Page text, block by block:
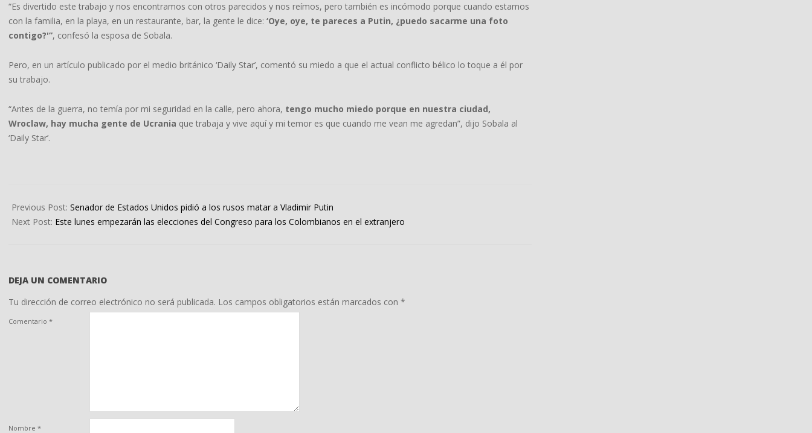
“Es divertido este trabajo y nos encontramos con otros parecidos y nos reímos, pero también es incómodo porque cuando estamos
con la familia, en la playa, en un restaurante, bar, la gente le dice: ‘Oye, oye, te pareces a Putin, ¿puedo sacarme una foto
contigo?'”, confesó la esposa de Sobala.
Pero, en un artículo publicado por el medio británico ‘Daily Star’, comentó su miedo a que el actual conflicto bélico lo toque a él por
su trabajo.
“Antes de la guerra, no temía por mi seguridad en la calle, pero ahora, tengo mucho miedo porque en nuestra ciudad,
Wroclaw, hay mucha gente de Ucrania que trabaja y vive aquí y mi temor es que cuando me vean me agredan”, dijo Sobala al
‘Daily Star’.
03-
07
Previous Post: Senador de Estados Unidos pidió a los rusos matar a Vladimir Putin
Next Post: Este lunes empezarán las elecciones del Congreso para los Colombianos en el extranjero
DEJA UN COMENTARIO
Tu dirección de correo electrónico no será publicada. Los campos obligatorios están marcados con *
Comentario *
Nombre *